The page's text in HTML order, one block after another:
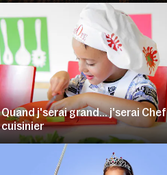
Quand j'serai grand... j'serai Chef
cuisinier